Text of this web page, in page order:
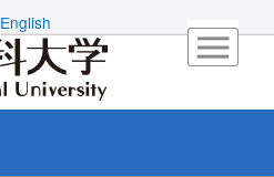
English